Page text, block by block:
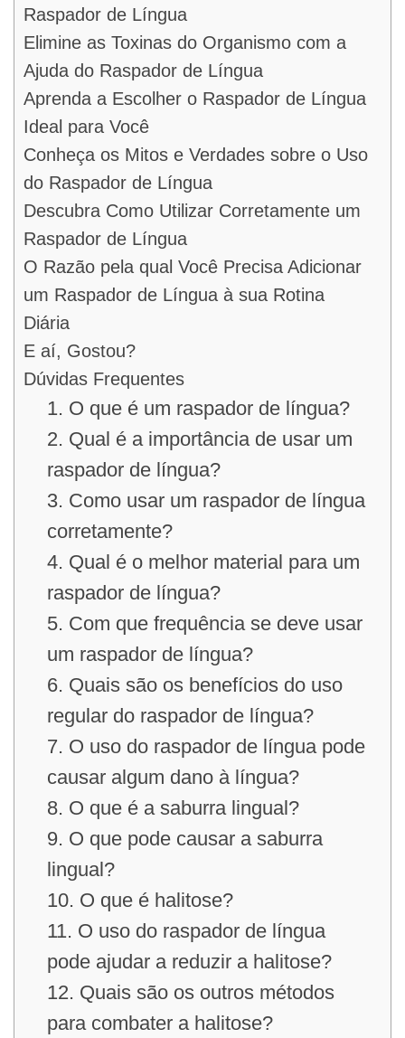
Raspador de Língua
Elimine as Toxinas do Organismo com a
Ajuda do Raspador de Língua
Aprenda a Escolher o Raspador de Língua
Ideal para Você
Conheça os Mitos e Verdades sobre o Uso
do Raspador de Língua
Descubra Como Utilizar Corretamente um
Raspador de Língua
O Razão pela qual Você Precisa Adicionar
um Raspador de Língua à sua Rotina
Diária
E aí, Gostou?
Dúvidas Frequentes
1. O que é um raspador de língua?
2. Qual é a importância de usar um
raspador de língua?
3. Como usar um raspador de língua
corretamente?
4. Qual é o melhor material para um
raspador de língua?
5. Com que frequência se deve usar
um raspador de língua?
6. Quais são os benefícios do uso
regular do raspador de língua?
7. O uso do raspador de língua pode
causar algum dano à língua?
8. O que é a saburra lingual?
9. O que pode causar a saburra
lingual?
10. O que é halitose?
11. O uso do raspador de língua
pode ajudar a reduzir a halitose?
12. Quais são os outros métodos
para combater a halitose?